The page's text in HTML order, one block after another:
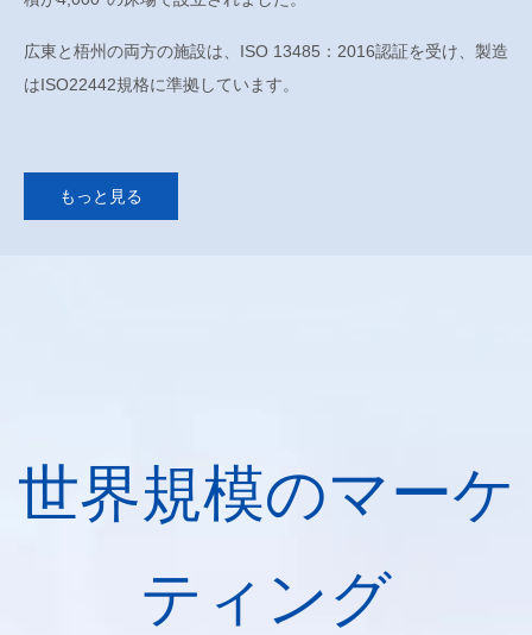
広東と梧州の両方の施設は、ISO 13485：2016認証を受け、製造
はISO22442規格に準拠しています。
もっと見る
世界規模のマーケ
ティング